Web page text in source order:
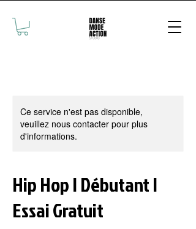
Ce service n'est pas disponible,
veuillez nous contacter pour plus
d'informations.
Hip Hop | Débutant |
Essai Gratuit